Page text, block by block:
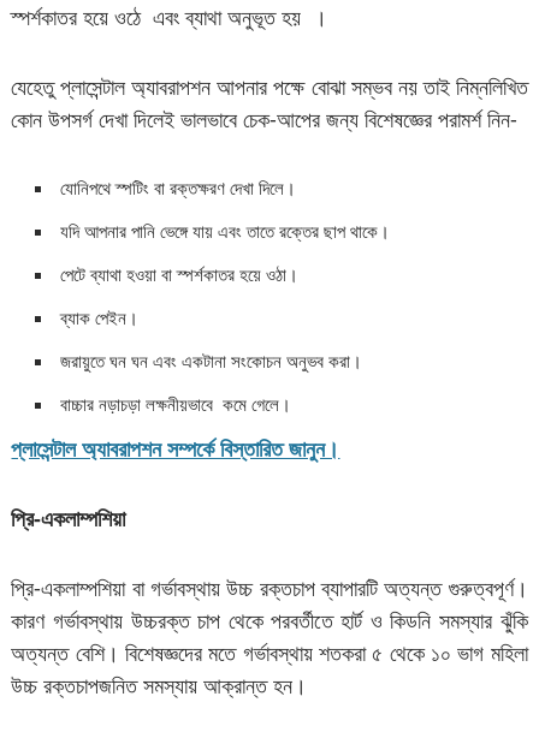
স্পর্শকাতর হয়ে ওঠে এবং ব্যাথা অনুভূত হয় ।
যেহেতু প্লাসেন্টাল অ্যাবরাপশন আপনার পক্ষে বোঝা সম্ভব নয় তাই নিম্নলিখিত
কোন উপসর্গ দেখা দিলেই ভালভাবে চেক-আপের জন্য বিশেষজ্ঞের পরামর্শ নিন-
যোনিপথে স্পটিং বা রক্তক্ষরণ দেখা দিলে।
যদি আপনার পানি ভেঙ্গে যায় এবং তাতে রক্তের ছাপ থাকে।
পেটে ব্যাথা হওয়া বা স্পর্শকাতর হয়ে ওঠা।
ব্যাক পেইন।
জরায়ুতে ঘন ঘন এবং একটানা সংকোচন অনুভব করা।
বাচ্চার নড়াচড়া লক্ষনীয়ভাবে কমে গেলে।
প্লাসেন্টাল অ্যাবরাপশন সম্পর্কে বিস্তারিত জানুন।
প্রি-একলাম্পশিয়া
প্রি-একলাম্পশিয়া বা গর্ভাবস্থায় উচ্চ রক্তচাপ ব্যাপারটি অত্যন্ত গুরুত্বপূর্ণ।
কারণ গর্ভাবস্থায় উচ্চরক্ত চাপ থেকে পরবর্তীতে হার্ট ও কিডনি সমস্যার ঝুঁকি
অত্যন্ত বেশি। বিশেষজ্ঞদের মতে গর্ভাবস্থায় শতকরা ৫ থেকে ১০ ভাগ মহিলা
উচ্চ রক্তচাপজনিত সমস্যায় আক্রান্ত হন।